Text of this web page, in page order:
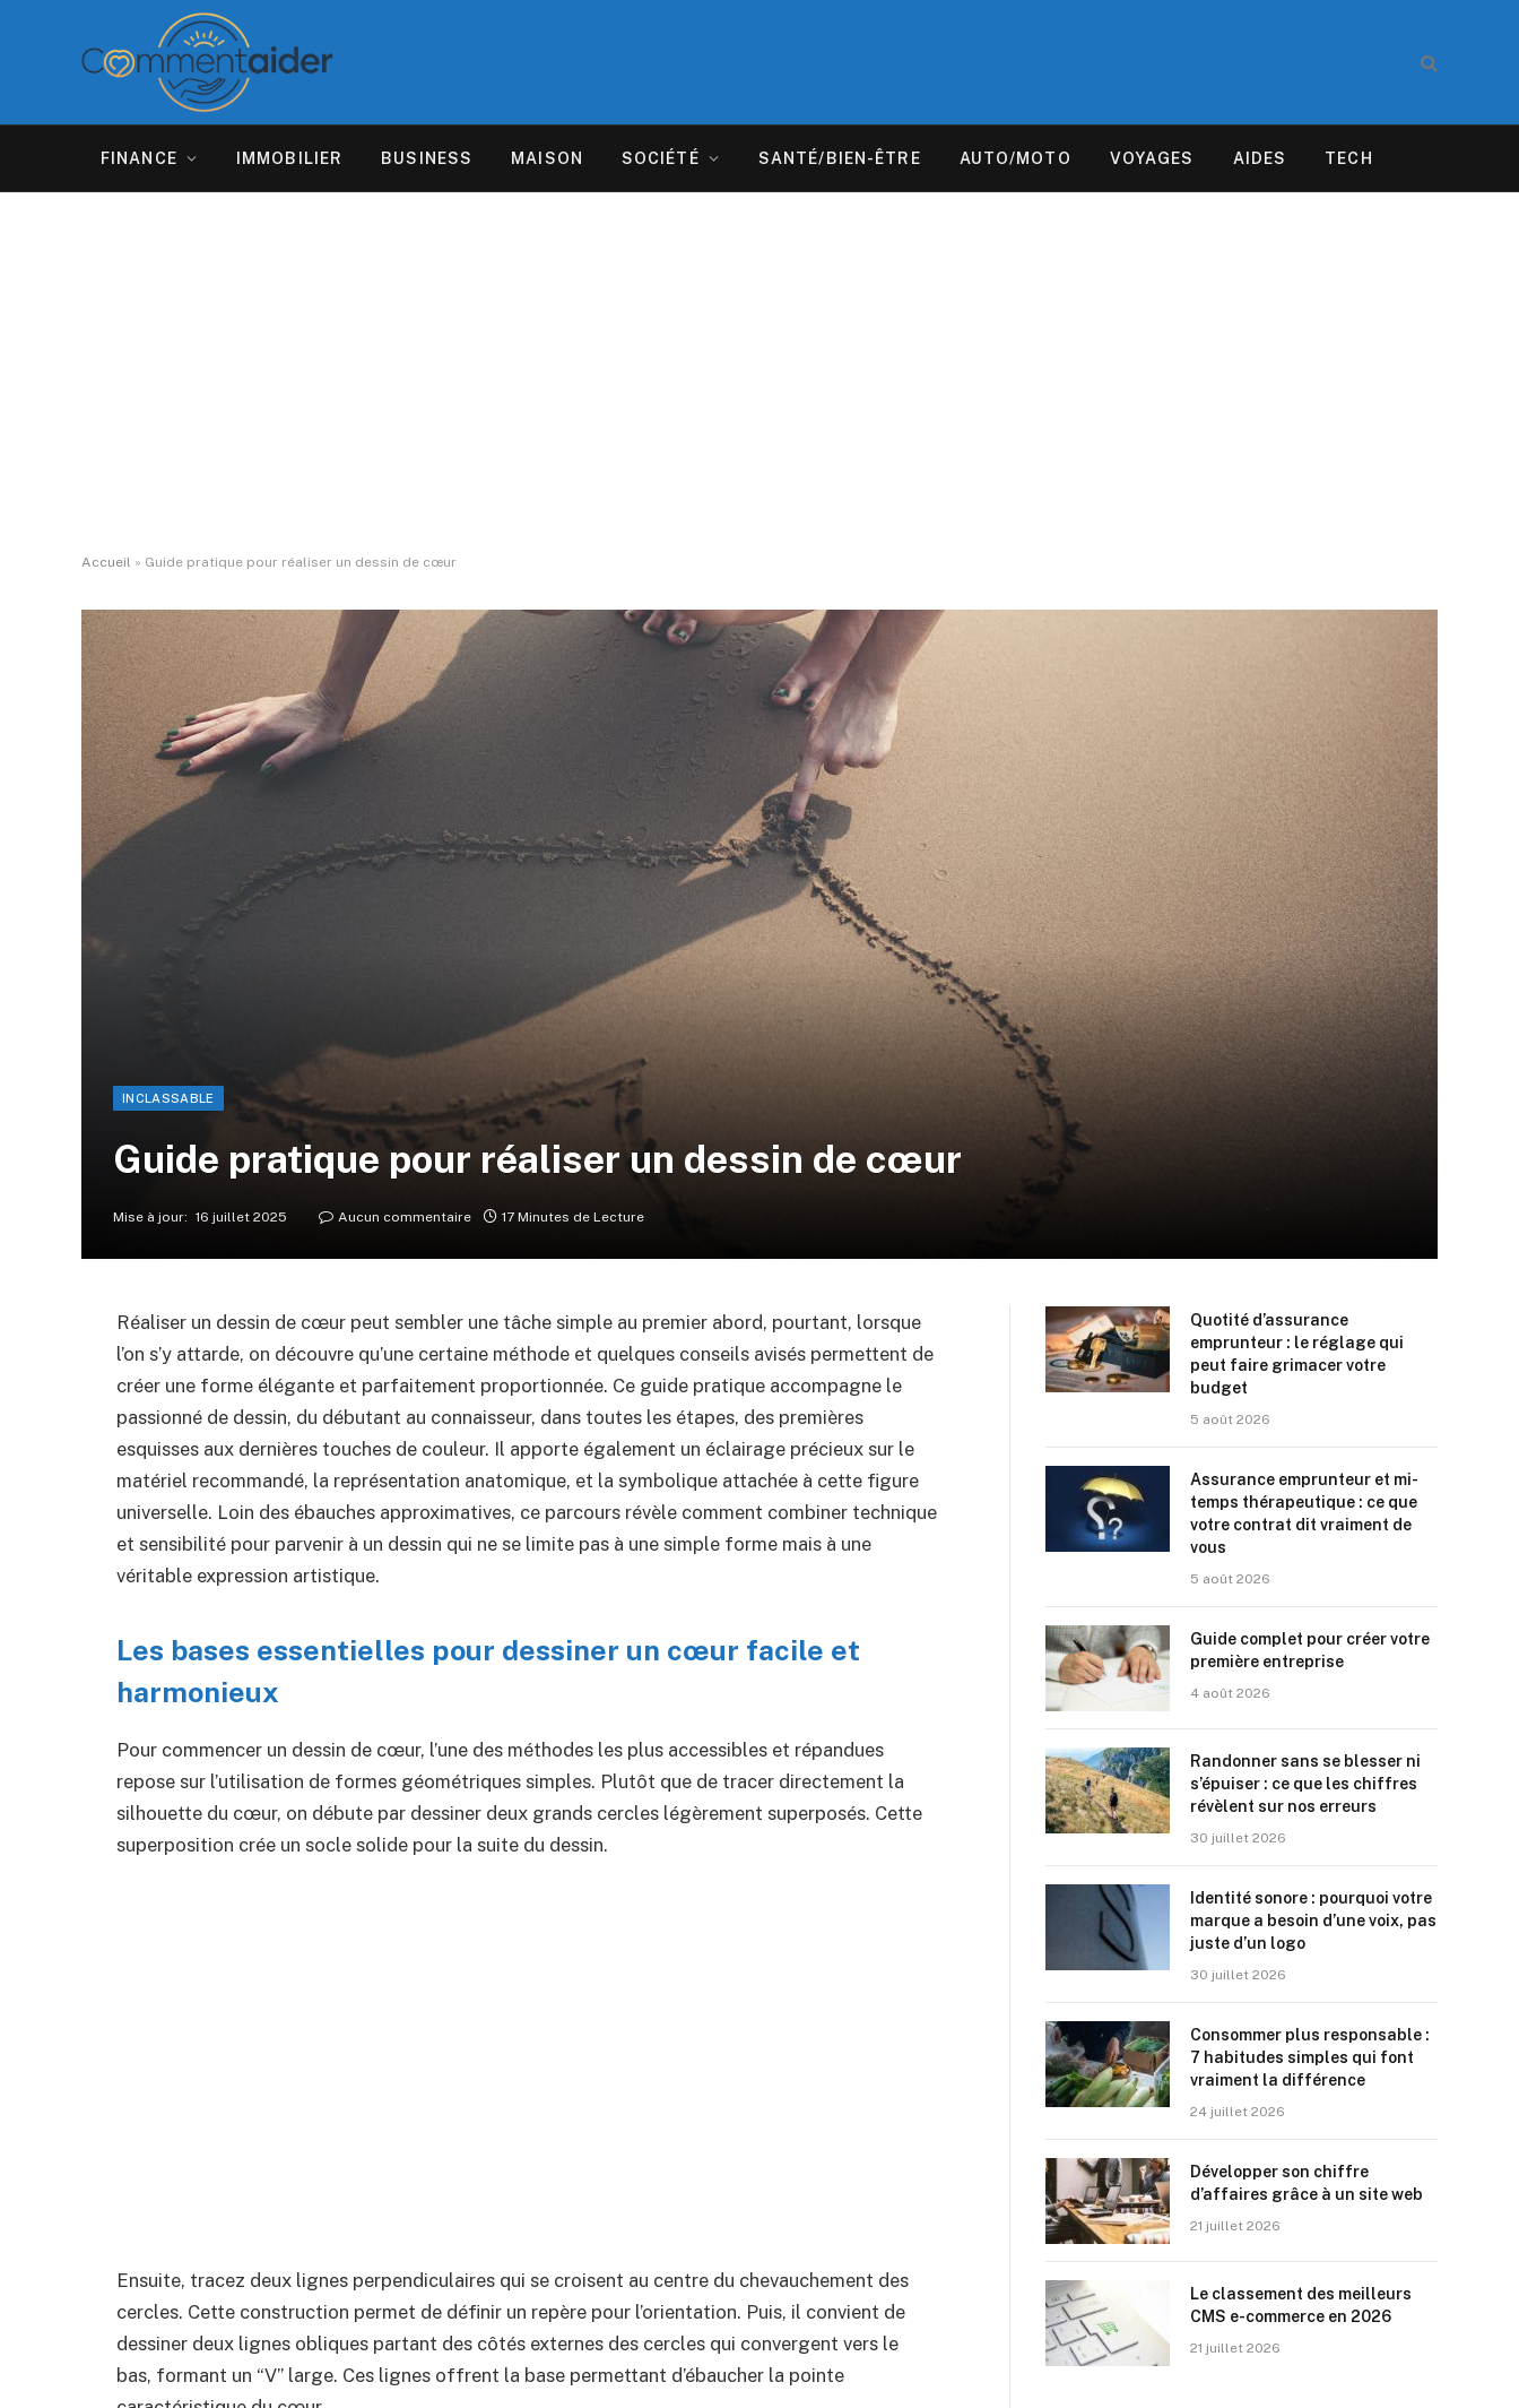
FINANCE IMMOBILIER BUSINESS MAISON SOCIÉTÉ SANTÉ/BIEN-ÊTRE AUTO/MOTO VOYAGES AIDES TECH
Accueil » Guide pratique pour réaliser un dessin de cœur
INCLASSABLE
Guide pratique pour réaliser un dessin de cœur
Mise à jour: 16 juillet 2025 Aucun commentaire 17 Minutes de Lecture
Réaliser un dessin de cœur peut sembler une tâche simple au premier abord, pourtant, lorsque
l’on s’y attarde, on découvre qu’une certaine méthode et quelques conseils avisés permettent de
créer une forme élégante et parfaitement proportionnée. Ce guide pratique accompagne le
passionné de dessin, du débutant au connaisseur, dans toutes les étapes, des premières
esquisses aux dernières touches de couleur. Il apporte également un éclairage précieux sur le
matériel recommandé, la représentation anatomique, et la symbolique attachée à cette figure
universelle. Loin des ébauches approximatives, ce parcours révèle comment combiner technique
et sensibilité pour parvenir à un dessin qui ne se limite pas à une simple forme mais à une
véritable expression artistique.
Les bases essentielles pour dessiner un cœur facile et
harmonieux
Pour commencer un dessin de cœur, l’une des méthodes les plus accessibles et répandues
repose sur l’utilisation de formes géométriques simples. Plutôt que de tracer directement la
silhouette du cœur, on débute par dessiner deux grands cercles légèrement superposés. Cette
superposition crée un socle solide pour la suite du dessin.
Ensuite, tracez deux lignes perpendiculaires qui se croisent au centre du chevauchement des
cercles. Cette construction permet de définir un repère pour l’orientation. Puis, il convient de
dessiner deux lignes obliques partant des côtés externes des cercles qui convergent vers le
bas, formant un “V” large. Ces lignes offrent la base permettant d’ébaucher la pointe
Quotité d’assurance
emprunteur : le réglage qui
peut faire grimacer votre
budget
5 août 2026
Assurance emprunteur et mi-
temps thérapeutique : ce que
votre contrat dit vraiment de
vous
5 août 2026
Guide complet pour créer votre
première entreprise
4 août 2026
Randonner sans se blesser ni
s’épuiser : ce que les chiffres
révèlent sur nos erreurs
30 juillet 2026
Identité sonore : pourquoi votre
marque a besoin d’une voix, pas
juste d’un logo
30 juillet 2026
Consommer plus responsable :
7 habitudes simples qui font
vraiment la différence
24 juillet 2026
Développer son chiffre
d’affaires grâce à un site web
21 juillet 2026
Le classement des meilleurs
CMS e-commerce en 2026
21 juillet 2026